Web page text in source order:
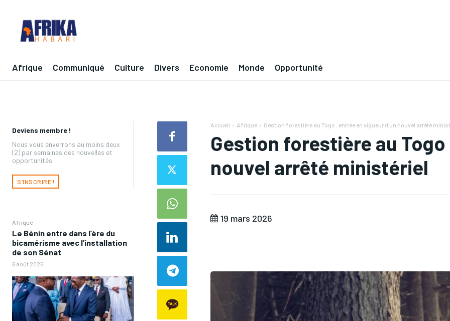
Afrique Communiqué Culture Divers Economie Monde Opportunité
Deviens membre !
Nous vous enverrons au moins deux
(2) par semaines des nouvelles et
opportunités
S'INSCRIRE !
Afrique
Le Bénin entre dans l’ère du
bicamérisme avec l’installation
de son Sénat
6 août 2026
Accueil Afrique Gestion forestière au Togo : entrée en vigueur d'un nouvel arrêté
Gestion forestière au
nouvel arrêté ministériel
19 mars 2026